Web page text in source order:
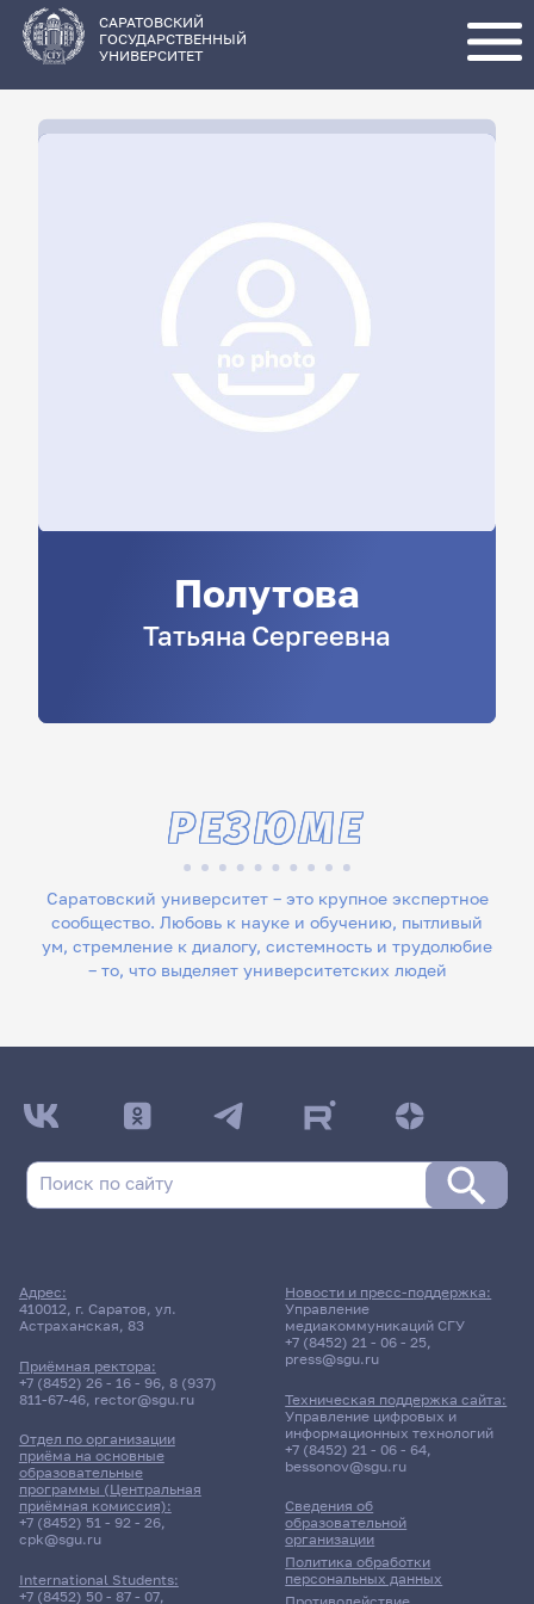
основному
содержанию
САРАТОВСКИЙ
ГОСУДАРСТВЕННЫЙ
УНИВЕРСИТЕТ
Полутова
Татьяна Сергеевна
Саратовский университет – это крупное экспертное
сообщество. Любовь к науке и обучению, пытливый
ум, стремление к диалогу, системность и трудолюбие
– то, что выделяет университетских людей
РЕЗЮМЕ
Адрес:
410012, г. Саратов, ул.
Астраханская, 83
Приёмная ректора:
+7 (8452) 26 - 16 - 96, 8 (937)
811-67-46, rector@sgu.ru
Отдел по организации
приёма на основные
образовательные
программы (Центральная
приёмная комиссия):
+7 (8452) 51 - 92 - 26,
cpk@sgu.ru
International Students:
+7 (8452) 50 - 87 - 07,
Сведения об
образовательной
организации
Политика обработки
персональных данных
Новости и пресс-поддержка:
Управление
медиакоммуникаций СГУ
+7 (8452) 21 - 06 - 25,
press@sgu.ru
Техническая поддержка сайта:
Управление цифровых и
информационных технологий
+7 (8452) 21 - 06 - 64,
bessonov@sgu.ru